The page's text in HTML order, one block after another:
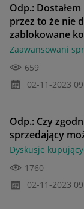
Odp.:
przez to że nie
zablokowane
Zaawansowani
659
‎02-11-2023
Odp.: Czy
sprzedający
Dyskusje
1760
‎02-11-2023